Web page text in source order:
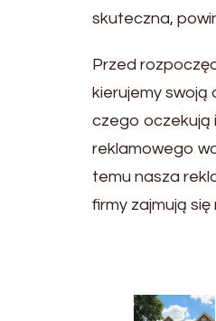
skuteczna,
Przed
kierujemy swoją
czego oczekują
reklamowego
temu nasza
firmy zajmują